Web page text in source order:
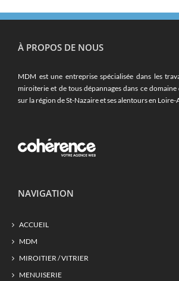
À PROPOS DE NOUS
MDM est une entreprise spécialisée dans les
miroiterie et de tous dépannages dans ce domaine
sur la région de St-Nazaire et ses alentours en
NAVIGATION
ACCUEIL
MDM
MIROITIER / VITRIER
MENUISERIE